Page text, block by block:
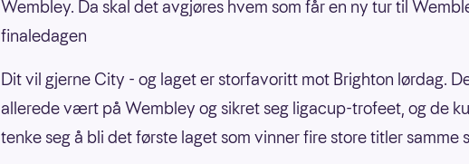
Wembley. Da skal det avgjøres hvem som får en ny tur til
finaledagen
Dit vil gjerne City - og laget er storfavoritt mot Brighton lørdag.
allerede vært på Wembley og sikret seg ligacup-trofeet, og de
tenke seg å bli det første laget som vinner fire store titler samme